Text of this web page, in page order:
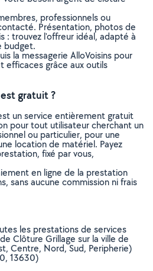
professionnels ou
Présentation, photos de
: trouvez l'offreur idéal, adapté à
budget.
la messagerie AlloVoisins pour
efficaces grâce aux outils
gratuit ?
un service entièrement gratuit
pour tout utilisateur cherchant un
ou particulier, pour une
location de matériel. Payez
fixé par vous,
en ligne de la prestation
sans aucune commission ni frais
les prestations de services
Clôture Grillage sur la ville de
Centre, Nord, Sud, Peripherie)
13630)